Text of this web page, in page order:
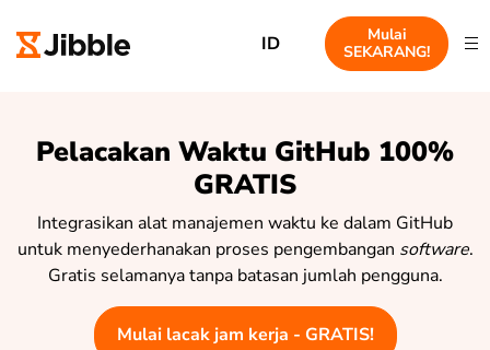
ID
Mulai
SEKARANG!
Pelacakan Waktu GitHub 100%
GRATIS
Integrasikan alat manajemen waktu ke dalam GitHub
untuk menyederhanakan proses pengembangan software.
Gratis selamanya tanpa batasan jumlah pengguna.
Mulai lacak jam kerja - GRATIS!